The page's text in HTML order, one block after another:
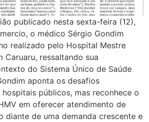
publicado nesta sexta-feira (12),
o médico Sérgio Gondim
realizado pelo Hospital Mestre
Caruaru, ressaltando sua
do Sistema Único de Saúde
aponta os desafios
públicos, mas reconhece o
em oferecer atendimento de
diante de uma demanda crescente e